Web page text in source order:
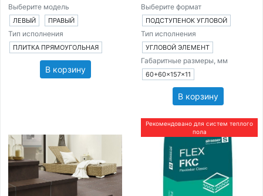
Выберите модель
ЛЕВЫЙ ПРАВЫЙ
Тип исполнения
ПЛИТКА ПРЯМОУГОЛЬНАЯ
В корзину
Выберите формат
ПОДСТУПЕНОК УГЛОВОЙ
Тип исполнения
УГЛОВОЙ ЭЛЕМЕНТ
Габаритные размеры, мм
60+60×157×11
В корзину
Рекомендовано для систем теплого
пола